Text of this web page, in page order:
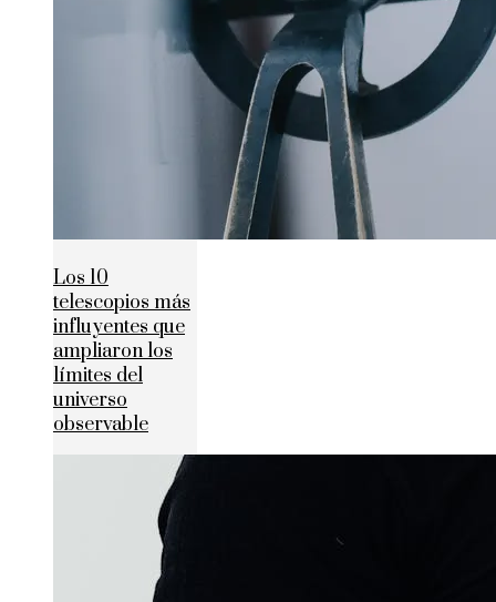
Los 10
telescopios más
influyentes que
ampliaron los
límites del
universo
observable